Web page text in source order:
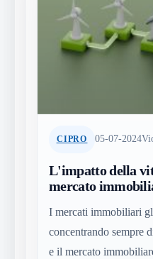
CIPRO 05-07-2024
L'impatto della
mercato
I mercati immobiliari
concentrando sempre
e il mercato